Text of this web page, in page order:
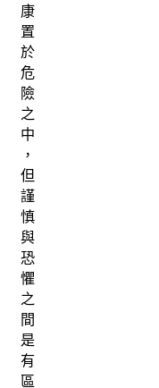
康
置
於
危
險
之
中
，
但
謹
慎
與
恐
懼
之
間
是
有
區